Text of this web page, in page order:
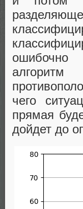
ошибочно
чего
прямая
дойдет до